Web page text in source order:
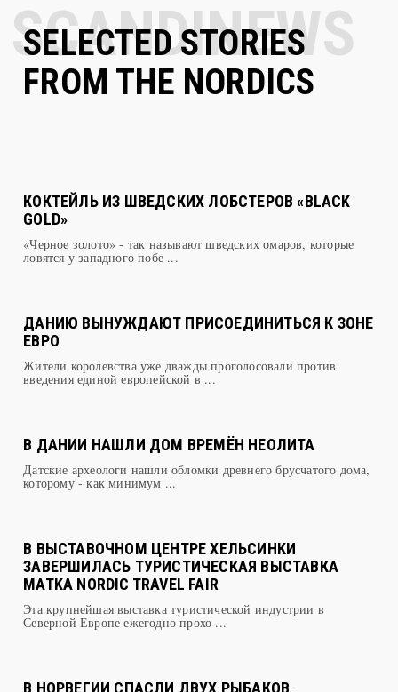
SELECTED STORIES
FROM THE NORDICS
КОКТЕЙЛЬ ИЗ ШВЕДСКИХ ЛОБСТЕРОВ «BLACK
GOLD»
«Черное золото» - так называют шведских омаров, которые
ДАНИЮ ВЫНУЖДАЮТ ПРИСОЕДИНИТЬСЯ К ЗОНЕ
ЕВРО
Жители королевства уже дважды проголосовали против
В ДАНИИ НАШЛИ ДОМ ВРЕМЁН НЕОЛИТА
Датские археологи нашли обломки древнего брусчатого дома,
В ВЫСТАВОЧНОМ ЦЕНТРЕ ХЕЛЬСИНКИ
ЗАВЕРШИЛАСЬ ТУРИСТИЧЕСКАЯ ВЫСТАВКА
MATKA NORDIC TRAVEL FAIR
Эта крупнейшая выставка туристической индустрии в